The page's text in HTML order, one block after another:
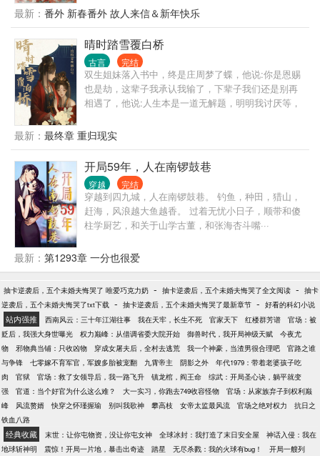
香从乡下千里迢迢赶来上京，就是想凭着姿色嫁贵
门。 她贪慕富贵、她阿谀奉承、她拜高踩低、她唯利
是图。 结果用尽一切手段，却还是没能得到心上人的
青睐。 心灰意冷的陈宝香正打算回乡下去，谁料脑海
里突然出现了一个男人的声音： “照我说的去做，保你
飞上枝头。” · 世家富贵男主魂移贪财女主身体里、与
她共用躯体，替她开挂攀高枝的故事。
最新： 番外 新春番外 故人来信＆新年快乐
晴时踏雪覆白桥
古言 完结
双生姐妹落入书中，终是庄周梦了蝶，他说:你是恩赐
也是劫，这辈子我承认我输了，下辈子我们还是别再
相遇了，他说:人生本是一道无解题，明明我讨厌等，
又赌了一把，把我人生最后一次的信任给了你，我以
为你能拉我走出地狱，没想到，你是来告诉我地狱有
几层？他说:从和你在一起的那天起，我所有的计划都
有你，我从没有想过离开，我没给自己留后路，他说:
她以后会是别人明媒正娶的妻子但她永远是我年少时
的太阳，炽热又耀眼，可望而不可得，永远在我的记
忆里笑颜如花，永远站在那里望着我，又好像在喊着
我的名字，后来起风了，吹起了她凌乱的发丝，吹起
不会再有了……
最新： 最终章 重归现实
开局59年，人在南锣鼓巷
穿越 完结
穿越到四九城，人在南锣鼓巷。 钓鱼，种田，猎山，
赶海，风浪越大鱼越香。 过着无忧小日子，顺带和傻
柱学厨艺，和关于山学古董，和张海杏斗嘴···
最新： 第1293章 一分也很爱
抽卡逆袭后，五个未婚夫悔哭了 唯爱巧克力奶 - 抽卡逆袭后，五个未婚夫悔哭了全文阅读 - 抽卡
逆袭后，五个未婚夫悔哭了txt下载 - 抽卡逆袭后，五个未婚夫悔哭了最新章节 - 好看的科幻小说
站内强推 西南风云：三十年江湖往事 我在天牢，长生不死 官家天下 红楼群芳谱
官场：被
贬后，我强大身世曝光
权力巅峰：从借调省委大院开始 御兽时代，我开局神级天赋
今夜尤
物
邪物典当铺：只收凶物 穿成女屠夫后，全村去逃荒 我一个神豪，当渣男很合理吧
官路之谁
与争锋
七零嫁不育军官，军嫂多胎被宠翻 九霄帝主 阴影之外
年代1979：带着老婆孩子吃
肉
官狱 官场：救了女领导后，我一路飞升 镇龙棺，阎王命
综武：开局圣心诀，躺平就变
强
官道：当个好官为什么这么难？ 大一实习，你跑去749收容怪物
官场：从家族弃子到权利巅
峰
风流赘婿 快穿之怀瑾握瑜 别叫我歌神 攀高枝 女帝太监最风流 官场之绝对权力
抗日之
铁血八路
经典收藏 末世：让你屯物资，没让你屯女神 全球冰封：我打造了末日安全屋
神话入侵：我在
地球斩神明
震惊！开局一片地，暴击出奇迹 踏星 无尽杀戮：我的火球有bug！
开局一艘列